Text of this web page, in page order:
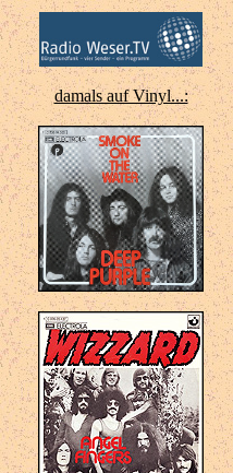
damals auf Vinyl...: